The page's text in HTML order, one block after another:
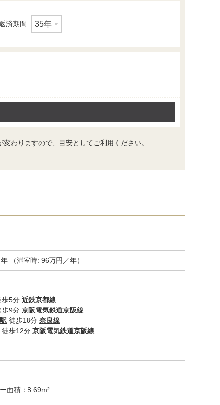
その他
済期間
わりますので、目安としてご利用ください。
（満室時: 96万円／年）
5分 近鉄京都線
9分 京阪電気鉄道京阪線
徒歩18分 奈良線
徒歩12分 京阪電気鉄道京阪線
面積：8.69m²